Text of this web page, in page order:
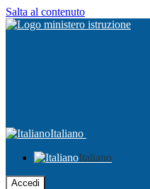
Salta al contenuto
Italiano
Italiano
Accedi